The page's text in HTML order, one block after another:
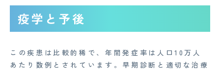
疫学と予後
この疾患は比較的稀で、年間発症率は人口10万人
あたり数例とされています。早期診断と適切な治療